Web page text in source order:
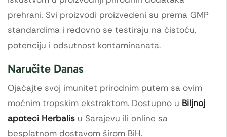
prehrani. Svi proizvodi proizvedeni su prema GMP
standardima i redovno se testiraju na čistoću,
potenciju i odsutnost kontaminanata.
Naručite Danas
Ojačajte svoj imunitet prirodnim putem sa ovim
moćnim tropskim ekstraktom. Dostupno u Biljnoj
apoteci Herbalis u Sarajevu ili online sa
besplatnom dostavom širom BiH.